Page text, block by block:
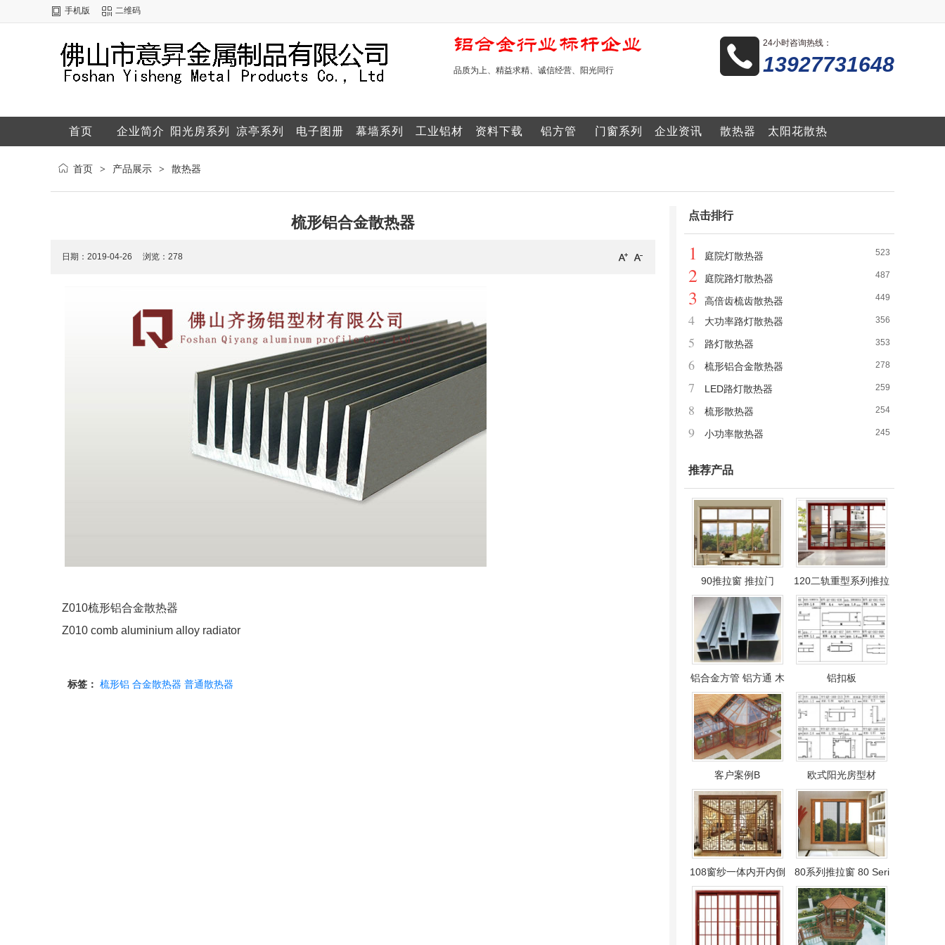
手机版 二维码
品质为上、精益求精、诚信经营、阳光同行
24小时咨询热线：
13927731648
首页 企业简介 阳光房系列 凉亭系列 电子图册 幕墙系列 工业铝材 资料下载 铝方管 门窗系列 企业资讯 散热器 太阳花散热
联系方式
首页 > 产品展示 > 散热器
梳形铝合金散热器
日期：2019-04-26 浏览： 278
Z010梳形铝合金散热器
Z010 comb aluminium alloy radiator
标签： 梳形铝 合金散热器 普通散热器
点击排行
523
1 庭院灯散热器
487
2 庭院路灯散热器
449
3 高倍齿梳齿散热器
356
4 大功率路灯散热器
353
5 路灯散热器
278
6 梳形铝合金散热器
259
7 LED路灯散热器
254
8 梳形散热器
245
9 小功率散热器
推荐产品
90推拉窗 推拉门 120二轨重型系列推拉
铝合金方管 铝方通 木 铝扣板
客户案例B 欧式阳光房型材
108窗纱一体内开内倒 80系列推拉窗 80 Seri